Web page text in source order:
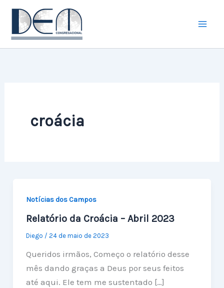
conteúdo
croácia
Notícias dos Campos
Relatório da Croácia – Abril 2023
Diego / 24 de maio de 2023
Queridos irmãos, Começo o relatório desse
mês dando graças a Deus por seus feitos
até aqui. Ele tem me sustentado […]